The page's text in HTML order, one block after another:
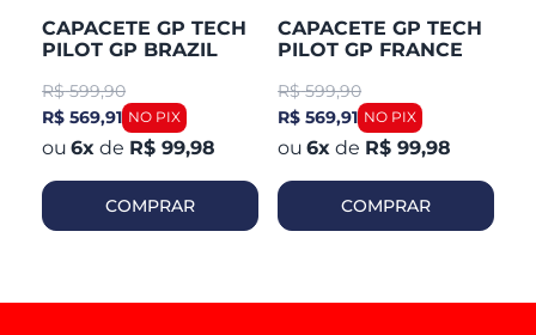
CAPACETE GP TECH
PILOT GP BRAZIL
R$ 599,90
R$ 569,91
6x de R$ 99,98
COMPRAR
CAPACETE GP TECH
PILOT GP FRANCE
R$ 599,90
R$ 569,91
6x de R$ 99,98
COMPRAR